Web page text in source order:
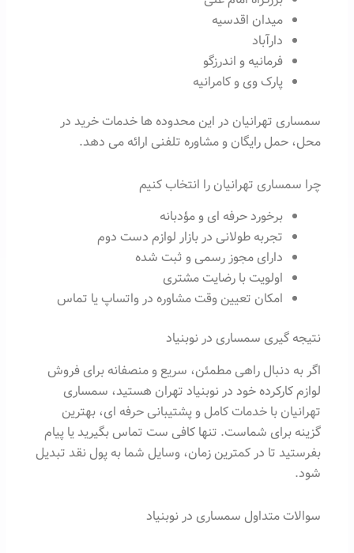
میدان اقدسیه
دارآباد
فرمانیه و اندرزگو
پارک وی و کامرانیه
سمساری تهرانیان در این محدوده ها خدمات خرید در
محل، حمل رایگان و مشاوره تلفنی ارائه می دهد.
چرا سمساری تهرانیان را انتخاب کنیم
برخورد حرفه ای و مؤدبانه
تجربه طولانی در بازار لوازم دست دوم
دارای مجوز رسمی و ثبت شده
اولویت با رضایت مشتری
امکان تعیین وقت مشاوره در واتساپ یا تماس
نتیجه گیری سمساری در نوبنیاد
اگر به دنبال راهی مطمئن، سریع و منصفانه برای فروش
لوازم کارکرده خود در نوبنیاد تهران هستید، سمساری
تهرانیان با خدمات کامل و پشتیبانی حرفه ای، بهترین
گزینه برای شماست. تنها کافی ست تماس بگیرید یا پیام
بفرستید تا در کمترین زمان، وسایل شما به پول نقد تبدیل
شود.
سوالات متداول سمساری در نوبنیاد